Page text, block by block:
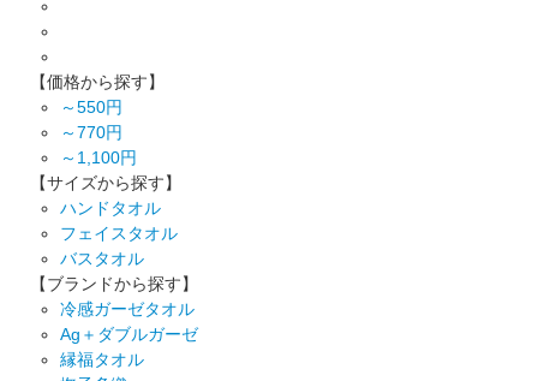
【価格から探す】
～550円
～770円
～1,100円
【サイズから探す】
ハンドタオル
フェイスタオル
バスタオル
【ブランドから探す】
冷感ガーゼタオル
Ag＋ダブルガーゼ
縁福タオル